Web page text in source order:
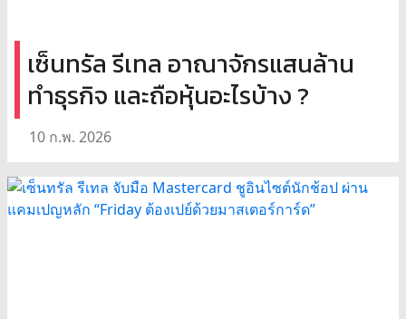
เซ็นทรัล รีเทล อาณาจักรแสนล้าน
ทำธุรกิจ และถือหุ้นอะไรบ้าง ?
10 ก.พ. 2026